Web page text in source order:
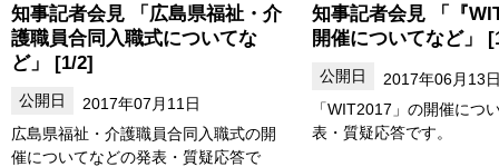
知事記者会見 「広島県福祉・介
護職員合同入職式についてな
ど」 [1/2]
2017年07月11日
広島県福祉・介護職員合同入職式の開
催についてなどの発表・質疑応答で
知事記者会見 「『
開催についてなど」
2017年06月13
「WIT2017」の開催につ
表・質疑応答です。